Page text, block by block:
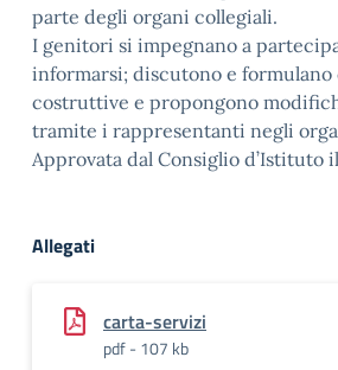
parte degli organi collegiali.
I genitori si impegnano a
informarsi; discutono e
costruttive e propongono
tramite i rappresentanti negli
Approvata dal Consiglio d’Istituto
Allegati
carta-servizi
pdf - 107 kb